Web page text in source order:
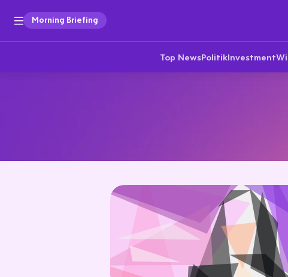
Morning Briefing
Top NewsPolitikInvestment